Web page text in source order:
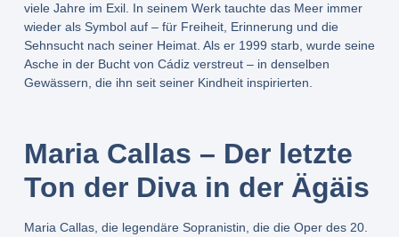
viele Jahre im Exil. In seinem Werk tauchte das Meer immer
wieder als Symbol auf – für Freiheit, Erinnerung und die
Sehnsucht nach seiner Heimat. Als er 1999 starb, wurde seine
Asche in der Bucht von Cádiz verstreut – in denselben
Gewässern, die ihn seit seiner Kindheit inspirierten.
Maria Callas – Der letzte
Ton der Diva in der Ägäis
Maria Callas, die legendäre Sopranistin, die die Oper des 20.